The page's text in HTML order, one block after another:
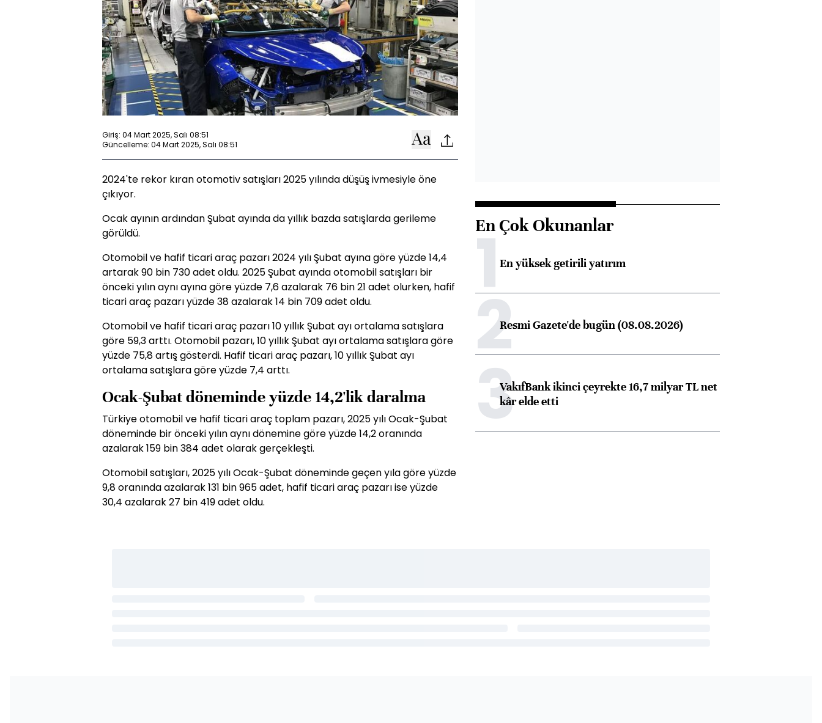
Giriş: 04 Mart 2025, Salı 08:51
Güncelleme: 04 Mart 2025, Salı 08:51
2024'te rekor kıran otomotiv satışları 2025 yılında düşüş ivmesiyle öne
çıkıyor.
Ocak ayının ardından Şubat ayında da yıllık bazda satışlarda gerileme
görüldü.
Otomobil ve hafif ticari araç pazarı 2024 yılı Şubat ayına göre yüzde 14,4
artarak 90 bin 730 adet oldu. 2025 Şubat ayında otomobil satışları bir
önceki yılın aynı ayına göre yüzde 7,6 azalarak 76 bin 21 adet olurken, hafif
ticari araç pazarı yüzde 38 azalarak 14 bin 709 adet oldu.
Otomobil ve hafif ticari araç pazarı 10 yıllık Şubat ayı ortalama satışlara
göre 59,3 arttı. Otomobil pazarı, 10 yıllık Şubat ayı ortalama satışlara göre
yüzde 75,8 artış gösterdi. Hafif ticari araç pazarı, 10 yıllık Şubat ayı
ortalama satışlara göre yüzde 7,4 arttı.
Ocak-Şubat döneminde yüzde 14,2'lik daralma
Türkiye otomobil ve hafif ticari araç toplam pazarı, 2025 yılı Ocak-Şubat
döneminde bir önceki yılın aynı dönemine göre yüzde 14,2 oranında
azalarak 159 bin 384 adet olarak gerçekleşti.
Otomobil satışları, 2025 yılı Ocak-Şubat döneminde geçen yıla göre yüzde
9,8 oranında azalarak 131 bin 965 adet, hafif ticari araç pazarı ise yüzde
30,4 azalarak 27 bin 419 adet oldu.
En Çok Okunanlar
1En yüksek getirili yatırım
2Resmi Gazete'de bugün (08.08.2026)
3VakıfBank ikinci çeyrekte 16,7 milyar TL net
kâr elde etti